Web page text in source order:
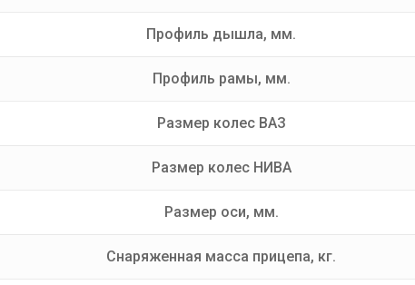
Профиль дышла, мм.
Профиль рамы, мм.
Размер колес ВАЗ
Размер колес НИВА
Размер оси, мм.
Снаряженная масса прицепа, кг.